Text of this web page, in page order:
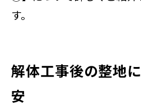
す。
解体工事後の整地
安